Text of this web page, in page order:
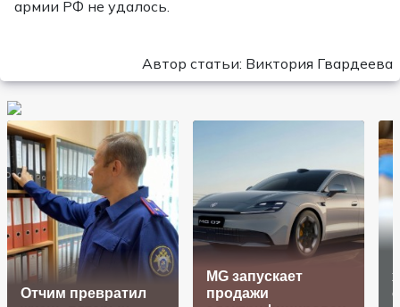
армии РФ не удалось.
Автор статьи: Виктория Гвардеева
Отчим превратил
MG запускает
продажи